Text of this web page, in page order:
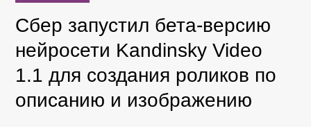
Сбер запустил бета-версию
нейросети Kandinsky Video
1.1 для создания роликов по
описанию и изображению